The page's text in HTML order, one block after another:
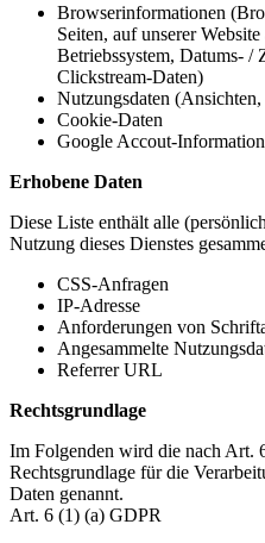
Browserinformationen
Seiten, auf unserer
Betriebssystem, Datums- /
Clickstream-Daten)
Nutzungsdaten
Cookie-Daten
Google Accout-
Erhobene Daten
Diese Liste enthält alle
Nutzung dieses Dienstes
CSS-Anfragen
IP-Adresse
Anforderungen von
Angesammelte
Referrer URL
Rechtsgrundlage
Im Folgenden wird die nach Art.
Rechtsgrundlage für die
Daten genannt.
Art. 6 (1) (a) GDPR